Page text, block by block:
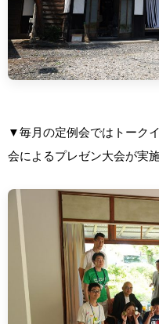
▼毎月の定例会ではトーク
会によるプレゼン大会が実施